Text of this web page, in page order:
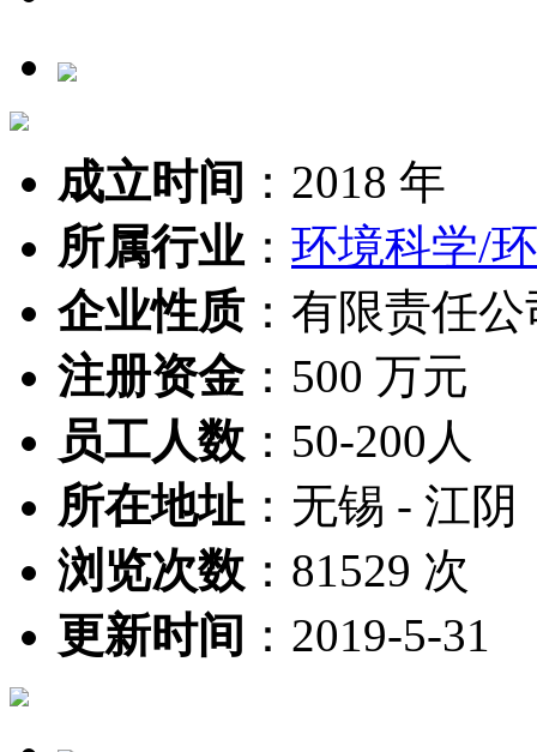
成立时间 ： 2018 年
所属行业： 环境科学/
企业性质： 有限责任公
注册资金： 500 万元
员工人数 ： 50-200人
所在地址 ： 无锡 - 江阴
浏览次数 ： 81529 次
更新时间 ： 2019-5-31